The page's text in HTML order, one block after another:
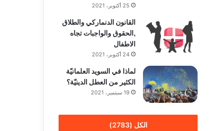
25 أكتوبر، 2021
القانون الدنماركي والطلاق
,الحقوق والواجبات تجاه
الاطفال
24 أكتوبر، 2021
لماذا في السويد العلمانيّة
الكثير من العطل الدينيّة؟
19 سبتمبر، 2021
الكل (2783)